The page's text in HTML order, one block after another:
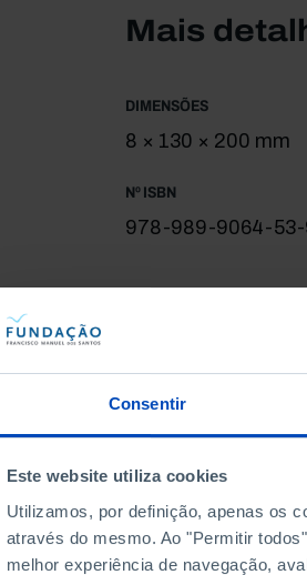
Consentir
Este website utiliza cookies
Utilizamos, por definição, apenas os
através do mesmo. Ao "Permitir
melhor experiência de navegação,
Mais
DIMENSÕES
8 × 130 × 200 mm
Nº ISBN
978-989-9064-